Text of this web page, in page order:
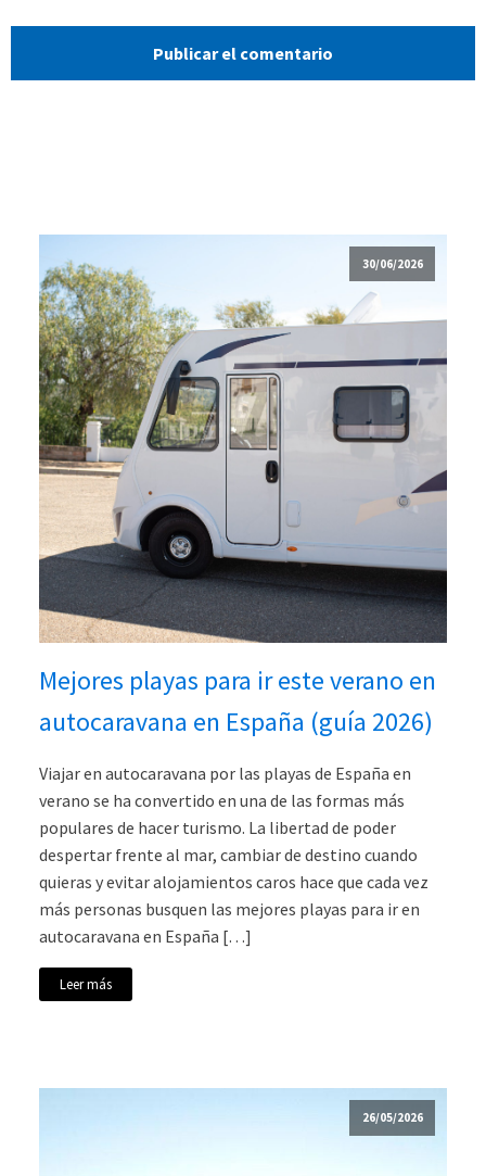
30/06/2026
Mejores playas para ir este verano en
autocaravana en España (guía 2026)
Viajar en autocaravana por las playas de España en
verano se ha convertido en una de las formas más
populares de hacer turismo. La libertad de poder
despertar frente al mar, cambiar de destino cuando
quieras y evitar alojamientos caros hace que cada vez
más personas busquen las mejores playas para ir en
autocaravana en España […]
Leer más
26/05/2026